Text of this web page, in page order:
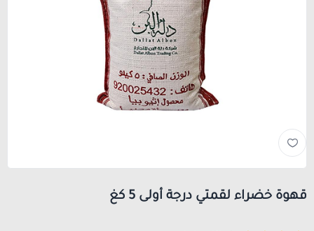
قهوة خضراء لقمتي درجة أولى 5 كغ